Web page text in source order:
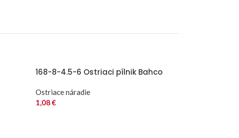
168-8-4.5-6 Ostriaci pílnik Bahco
Ostriace náradie
1,08€